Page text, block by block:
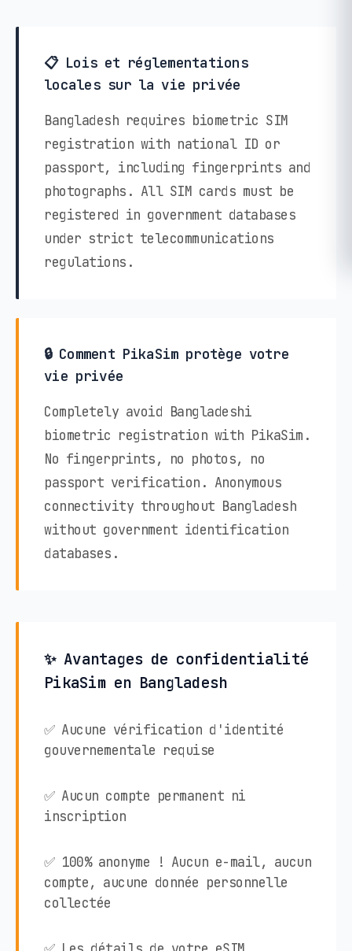
📋 Lois et réglementations
locales sur la vie privée
Bangladesh requires biometric SIM
registration with national ID or
passport, including fingerprints and
photographs. All SIM cards must be
registered in government databases
under strict telecommunications
regulations.
🔒 Comment PikaSim protège votre
vie privée
Completely avoid Bangladeshi
biometric registration with PikaSim.
No fingerprints, no photos, no
passport verification. Anonymous
connectivity throughout Bangladesh
without government identification
databases.
✨ Avantages de confidentialité
PikaSim en Bangladesh
✅ Aucune vérification d'identité
gouvernementale requise
✅ Aucun compte permanent ni
inscription
✅ 100% anonyme ! Aucun e-mail, aucun
compte, aucune donnée personnelle
collectée